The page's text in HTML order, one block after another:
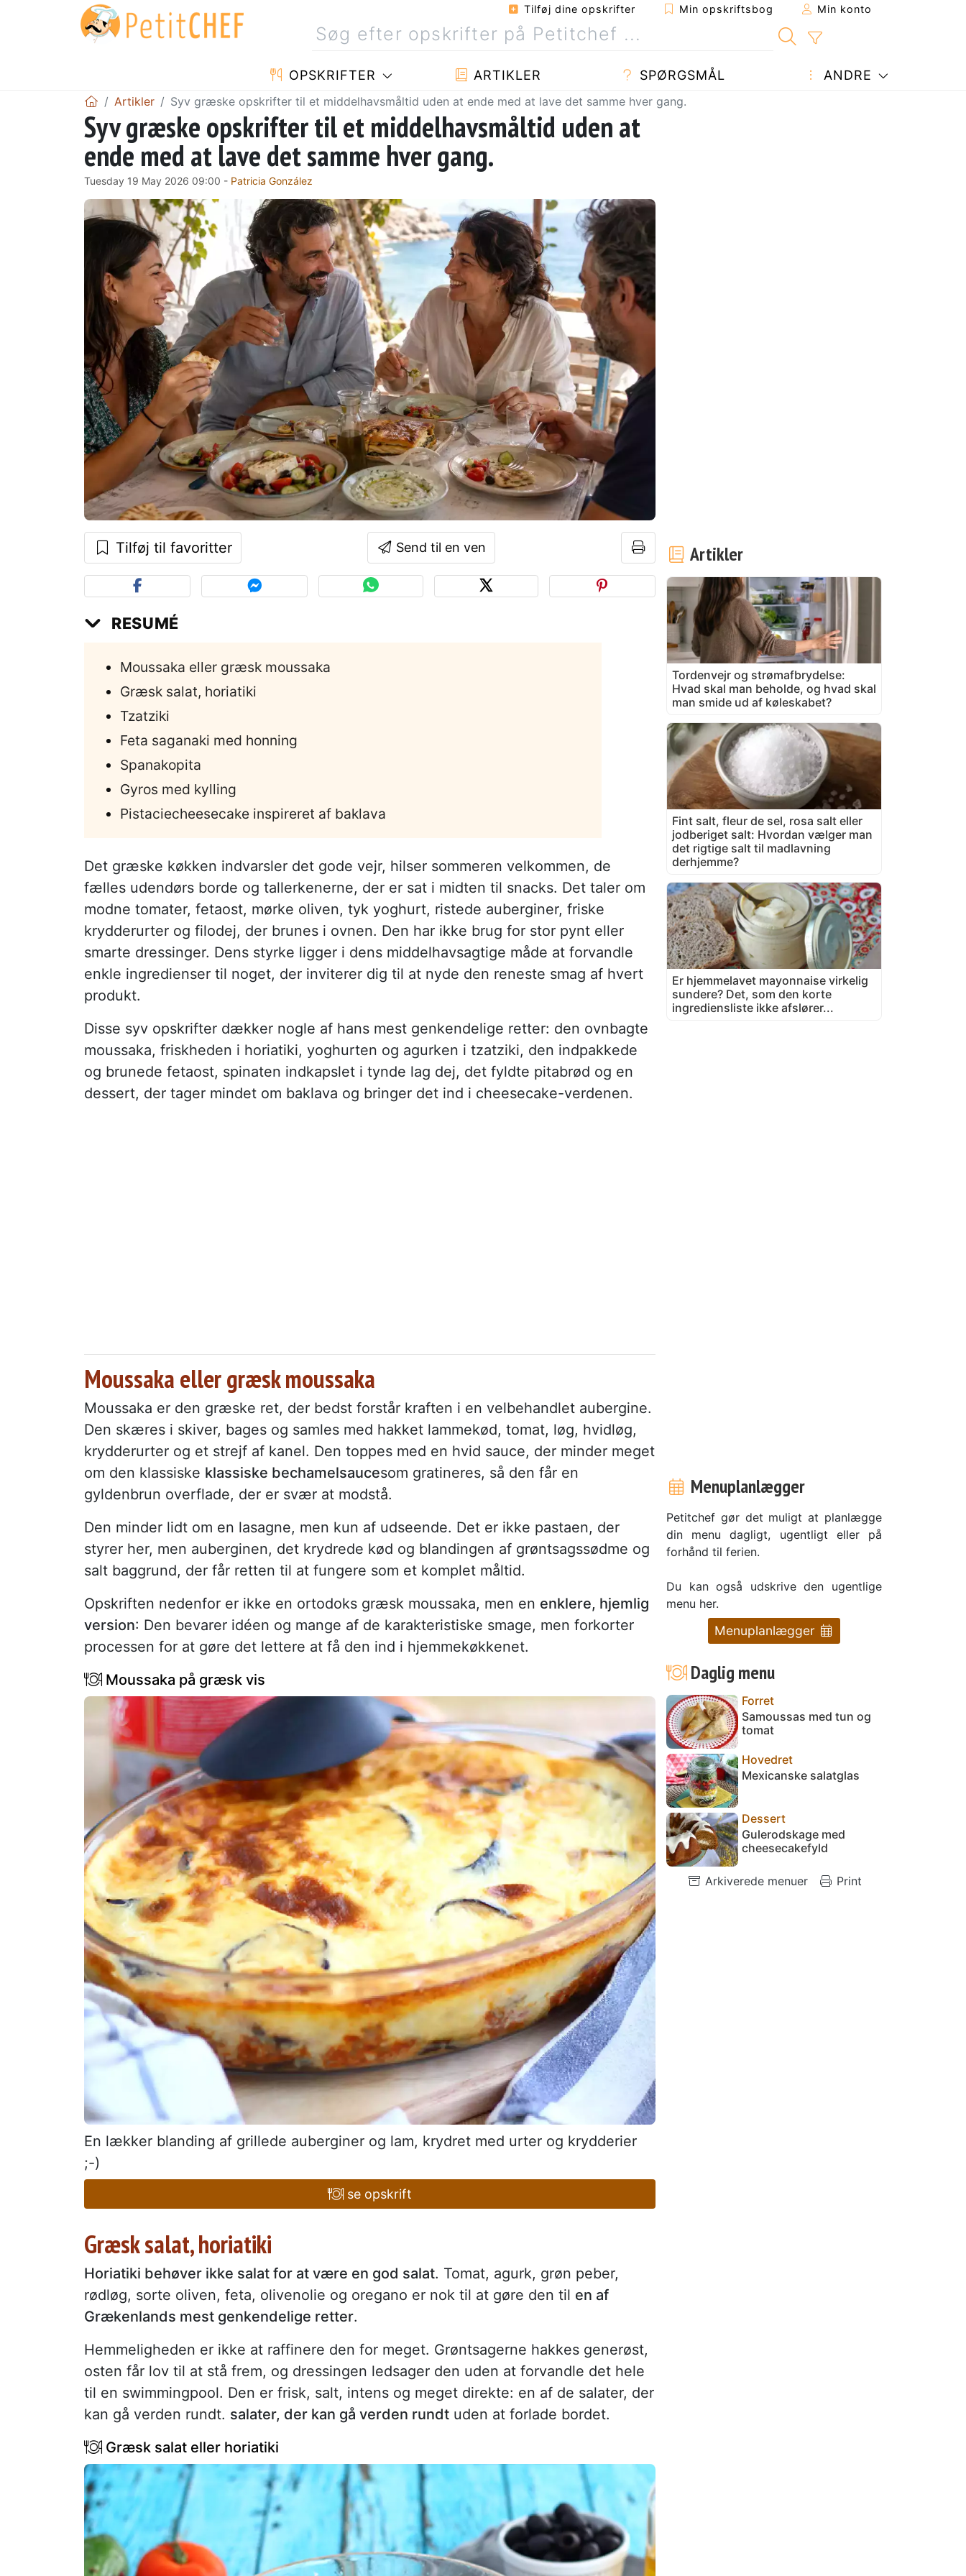
Tilføj dine opskrifter Min opskriftsbog Min konto
OPSKRIFTER ARTIKLER SPØRGSMÅL ANDRE
Artikler Syv græske opskrifter til et middelhavsmåltid uden at ende med at lave det samme hver gang.
Syv græske opskrifter til et middelhavsmåltid uden at
ende med at lave det samme hver gang.
Tuesday 19 May 2026 09:00 - Patricia González
Tilføj til favoritter Send til en ven
RESUMÉ
Moussaka eller græsk moussaka
Græsk salat, horiatiki
Tzatziki
Feta saganaki med honning
Spanakopita
Gyros med kylling
Pistaciecheesecake inspireret af baklava
Det græske køkken indvarsler det gode vejr, hilser sommeren velkommen, de
fælles udendørs borde og tallerkenerne, der er sat i midten til snacks. Det taler om
modne tomater, fetaost, mørke oliven, tyk yoghurt, ristede auberginer, friske
krydderurter og filodej, der brunes i ovnen. Den har ikke brug for stor pynt eller
smarte dressinger. Dens styrke ligger i dens middelhavsagtige måde at forvandle
enkle ingredienser til noget, der inviterer dig til at nyde den reneste smag af hvert
produkt.
Disse syv opskrifter dækker nogle af hans mest genkendelige retter: den ovnbagte
moussaka, friskheden i horiatiki, yoghurten og agurken i tzatziki, den indpakkede
og brunede fetaost, spinaten indkapslet i tynde lag dej, det fyldte pitabrød og en
dessert, der tager mindet om baklava og bringer det ind i cheesecake-verdenen.
Moussaka eller græsk moussaka
Moussaka er den græske ret, der bedst forstår kraften i en velbehandlet aubergine.
Den skæres i skiver, bages og samles med hakket lammekød, tomat, løg, hvidløg,
krydderurter og et strejf af kanel. Den toppes med en hvid sauce, der minder meget
om den klassiske klassiske bechamelsaucesom gratineres, så den får en
gyldenbrun overflade, der er svær at modstå.
Den minder lidt om en lasagne, men kun af udseende. Det er ikke pastaen, der
styrer her, men auberginen, det krydrede kød og blandingen af grøntsagssødme og
salt baggrund, der får retten til at fungere som et komplet måltid.
Opskriften nedenfor er ikke en ortodoks græsk moussaka, men en enklere, hjemlig
version: Den bevarer idéen og mange af de karakteristiske smage, men forkorter
processen for at gøre det lettere at få den ind i hjemmekøkkenet.
Moussaka på græsk vis
En lækker blanding af grillede auberginer og lam, krydret med urter og krydderier
;-)
se opskrift
Græsk salat, horiatiki
Horiatiki behøver ikke salat for at være en god salat. Tomat, agurk, grøn peber,
rødløg, sorte oliven, feta, olivenolie og oregano er nok til at gøre den til en af
Grækenlands mest genkendelige retter.
Hemmeligheden er ikke at raffinere den for meget. Grøntsagerne hakkes generøst,
osten får lov til at stå frem, og dressingen ledsager den uden at forvandle det hele
til en swimmingpool. Den er frisk, salt, intens og meget direkte: en af de salater, der
kan gå verden rundt. salater, der kan gå verden rundt uden at forlade bordet.
Græsk salat eller horiatiki
Artikler
Tordenvejr og strømafbrydelse:
Hvad skal man beholde, og hvad skal
man smide ud af køleskabet?
Fint salt, fleur de sel, rosa salt eller
jodberiget salt: Hvordan vælger man
det rigtige salt til madlavning
derhjemme?
Er hjemmelavet mayonnaise virkelig
sundere? Det, som den korte
ingrediensliste ikke afslører...
Menuplanlægger
Petitchef gør det muligt at planlægge
din menu dagligt, ugentligt eller på
forhånd til ferien.
Du kan også udskrive den ugentlige
menu her.
Menuplanlægger
Daglig menu
Forret
Samoussas med tun og
tomat
Hovedret
Mexicanske salatglas
Dessert
Gulerodskage med
cheesecakefyld
Arkiverede menuer Print